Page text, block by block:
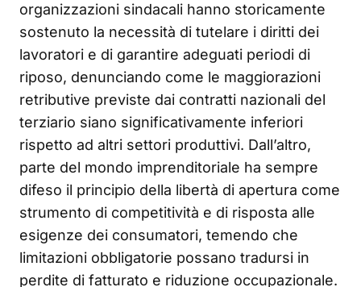
organizzazioni sindacali hanno storicamente
sostenuto la necessità di tutelare i diritti dei
lavoratori e di garantire adeguati periodi di
riposo, denunciando come le maggiorazioni
retributive previste dai contratti nazionali del
terziario siano significativamente inferiori
rispetto ad altri settori produttivi. Dall’altro,
parte del mondo imprenditoriale ha sempre
difeso il principio della libertà di apertura come
strumento di competitività e di risposta alle
esigenze dei consumatori, temendo che
limitazioni obbligatorie possano tradursi in
perdite di fatturato e riduzione occupazionale.